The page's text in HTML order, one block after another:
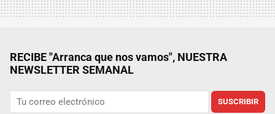
RECIBE "Arranca que nos vamos", NUESTRA
NEWSLETTER SEMANAL
SUSCRIBIR